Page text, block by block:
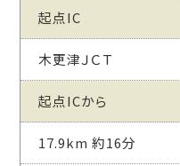
起点IC
木更津ＪＣＴ
起点ICから
17.9km 約16分